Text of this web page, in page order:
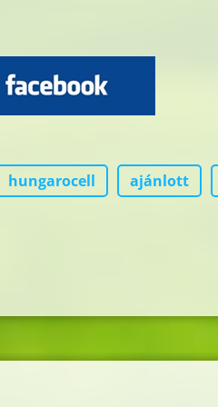
hungarocell ajánlott